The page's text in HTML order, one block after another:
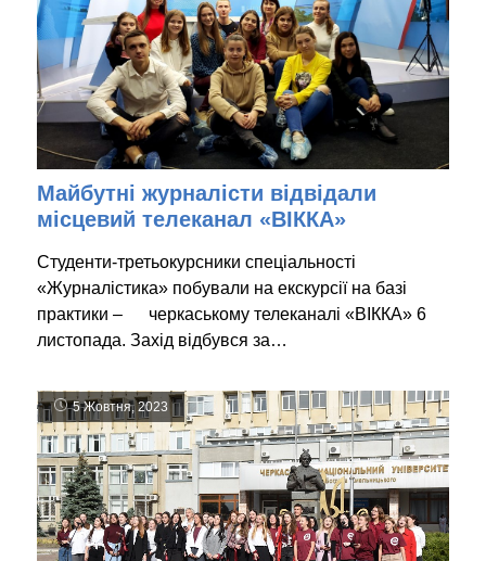
Майбутні журналісти відвідали
місцевий телеканал «ВІККА»
Студенти-третьокурсники спеціальності
«Журналістика» побували на екскурсії на базі
практики – черкаському телеканалі «ВІККА» 6
листопада. Захід відбувся за…
5 Жовтня, 2023